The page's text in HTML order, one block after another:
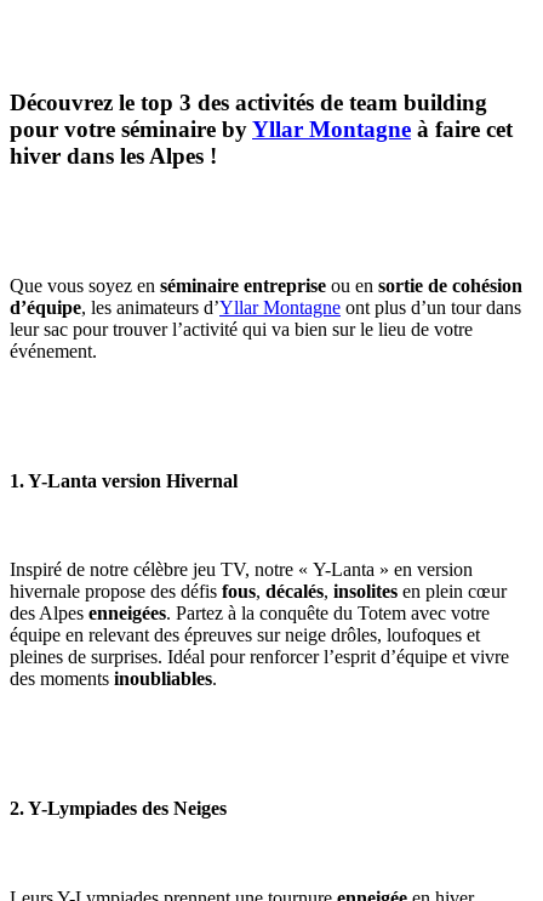
Découvrez le top 3 des activités de team building
pour votre séminaire byYllar Montagne à faire cet
hiver dans les Alpes !
Que vous soyez en séminaire entreprise ou en sortie de cohésion
d’équipe, les animateurs d’Yllar Montagne ont plus d’un tour dans
leur sac pour trouver l’activité qui va bien sur le lieu de votre
événement.
1.Y-Lanta version Hivernal
Inspiré de notre célèbre jeu TV, notre « Y-Lanta » en version
hivernale propose des défis fous, décalés, insolites en plein cœur
des Alpes enneigées. Partez à la conquête du Totem avec votre
équipe en relevant des épreuves sur neige drôles, loufoques et
pleines de surprises. Idéal pour renforcer l’esprit d’équipe et vivre
des moments inoubliables.
2.Y-Lympiades des Neiges